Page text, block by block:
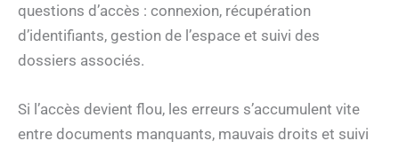
questions d’accès : connexion, récupération
d’identifiants, gestion de l’espace et suivi des
dossiers associés.
Si l’accès devient flou, les erreurs s’accumulent vite
entre documents manquants, mauvais droits et suivi